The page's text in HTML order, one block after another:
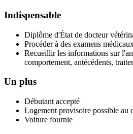
Indispensable
Diplôme d'État de docteur
Procéder à des examens
Recueillir les informations sur
comportement, antécédents,
Un plus
Débutant accepté
Logement provisoire possible au
Voiture fournie